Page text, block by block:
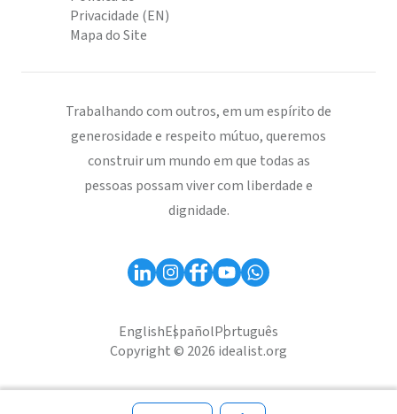
Privacidade (EN)
Mapa do Site
Trabalhando com outros, em um espírito de
generosidade e respeito mútuo, queremos
construir um mundo em que todas as
pessoas possam viver com liberdade e
dignidade.
EnglishEspañolPortuguês
Copyright © 2026 idealist.org